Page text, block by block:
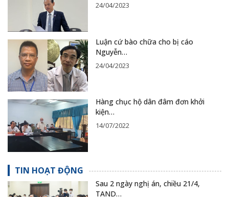
24/04/2023
Luận cứ bào chữa cho bị cáo
Nguyễn…
24/04/2023
Hàng chục hộ dân đâm đơn khởi
kiện…
14/07/2022
TIN HOẠT ĐỘNG
Sau 2 ngày nghị án, chiều 21/4,
TAND…